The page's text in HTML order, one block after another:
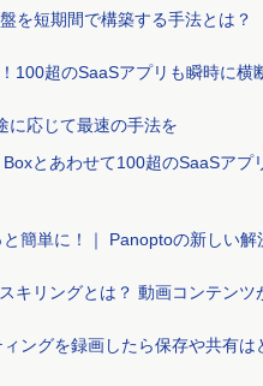
を短期間で構築する手法とは？
100超のSaaSアプリも瞬時に
に応じて最速の手法を
とあわせて100超のSaaSア
簡単に！｜ Panoptoの新しい解
キリングとは？ 動画コンテンツ
ングを録画したら保存や共有は